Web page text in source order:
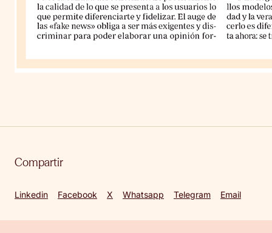
Compartir
Linkedin Facebook X Whatsapp Telegram Email